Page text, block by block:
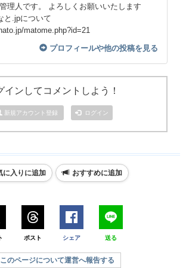
理人です。 よろしくお願いいたします
と.jpについて
matome.php?id=21
プロフィールや他の投稿を見る
インしてコメントしよう！
新規アカウント登録 ログイン
に入りに追加 おすすめに追加
ポスト シェア 送る
のページについて運営へ報告する